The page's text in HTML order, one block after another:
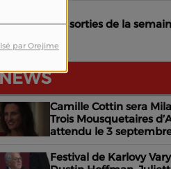
par Orejime
Les sorties de la
Camille Cottin sera
Trois Mousquetaires
attendu le 3
Festival de Karlovy